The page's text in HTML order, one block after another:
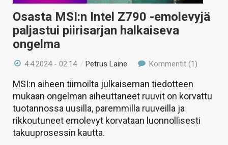
HAKU
Osasta MSI:n Intel Z790 -emolevyjä
paljastui piirisarjan halkaiseva
ongelma
4.4.2024 - 02:14 /Petrus Laine Kommentit (1)
MSI:n aiheen tiimoilta julkaiseman tiedotteen
mukaan ongelman aiheuttaneet ruuvit on korvattu
tuotannossa uusilla, paremmilla ruuveilla ja
rikkoutuneet emolevyt korvataan luonnollisesti
takuuprosessin kautta.